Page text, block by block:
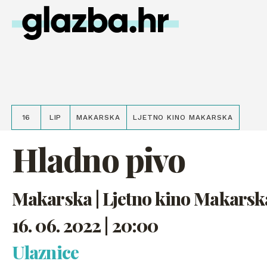
16 LIP MAKARSKA LJETNO KINO MAKARSKA
Hladno pivo
Makarska | Ljetno kino
16. 06. 2022 | 20:00
Ulaznice